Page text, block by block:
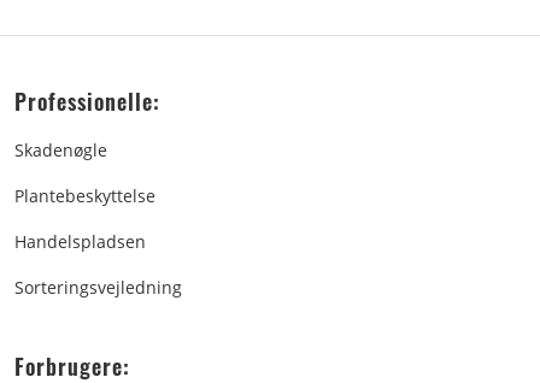
Professionelle:
Skadenøgle
Plantebeskyttelse
Handelspladsen
Sorteringsvejledning
Forbrugere: